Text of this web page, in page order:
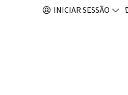
INICIAR SESSÃO